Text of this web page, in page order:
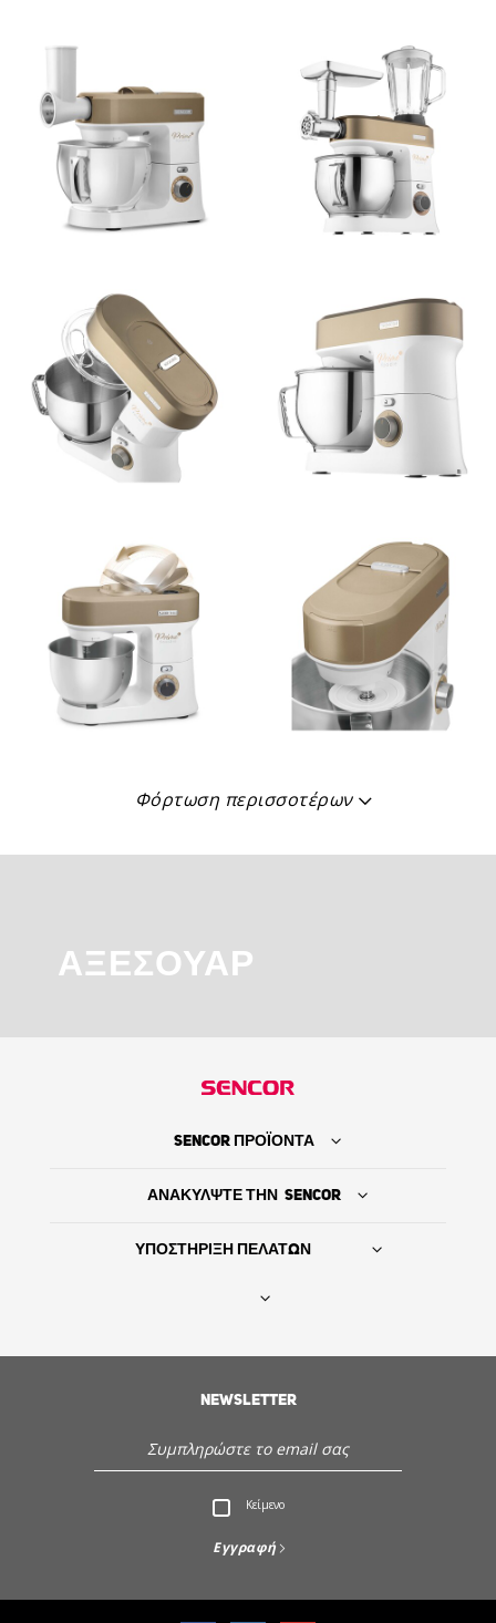
Εξυπηρέτηση - Υποστήριξη πελατών
Φόρτωση περισσοτέρων
ΑΞΕΣΟΥΆΡ
SENCOR ΠΡΟΪΟΝΤΑ
ΑΝΑΚΥΛΨΤΕ ΤΗΝ SENCOR
ΥΠΟΣΤΗΡΙΞΗ ΠΕΛΑΤΩΝ
NEWSLETTER
Κείμενο
Εγγραφή